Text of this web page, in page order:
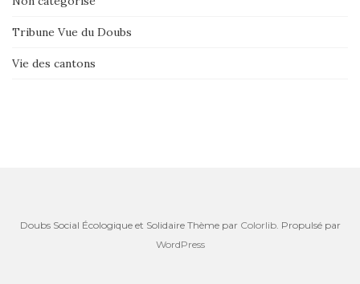
Tribune Vue du Doubs
Vie des cantons
Doubs Social Écologique et Solidaire Thème par Colorlib. Propulsé par
WordPress